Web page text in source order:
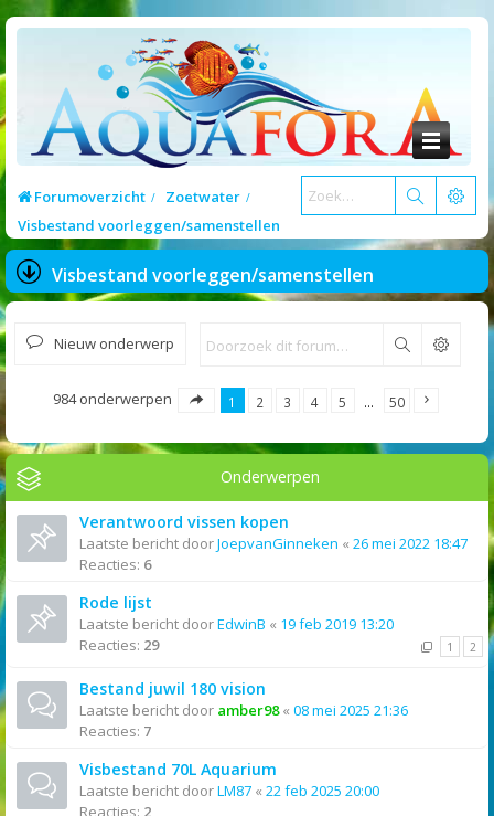
Forumoverzicht
Zoetwater
Visbestand voorleggen/samenstellen
Visbestand voorleggen/samenstellen
Nieuw onderwerp Zoek
984 onderwerpen 1 2 3 4 5 … 50
Onderwerpen
Verantwoord vissen kopen
Laatste bericht doorJoepvanGinneken « 26 mei 2022 18:47
Reacties: 6
Rode lijst
Laatste bericht doorEdwinB « 19 feb 2019 13:20
Reacties: 29 1 2
Bestand juwil 180 vision
Laatste bericht door amber98« 08 mei 2025 21:36
Reacties: 7
Visbestand 70L Aquarium
Laatste bericht doorLM87 « 22 feb 2025 20:00
Reacties: 2